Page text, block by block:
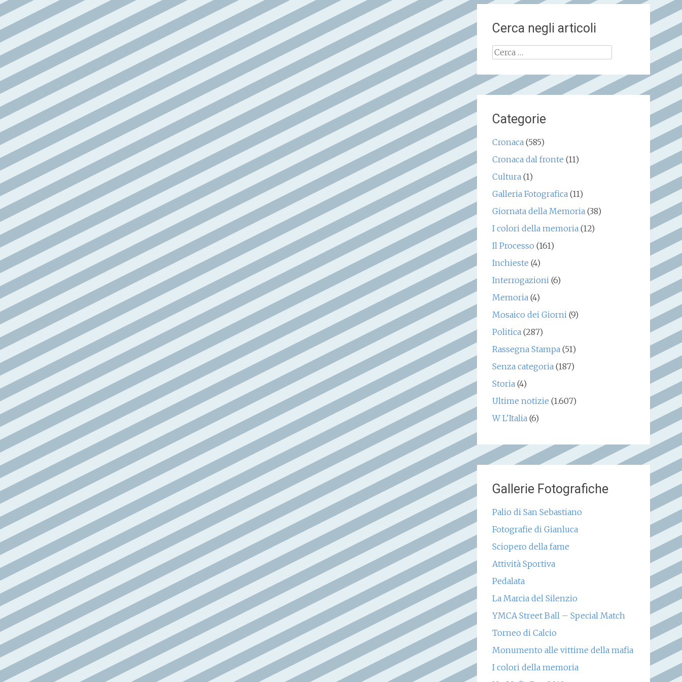
Cerca negli articoli
Ricerca
Categorie
Cronaca(585)
Cronaca dal fronte (11)
Cultura(1)
Galleria Fotografica(11)
Giornata della Memoria(38)
I colori della memoria(12)
Il Processo (161)
Inchieste (4)
Interrogazioni(6)
Memoria(4)
Mosaico dei Giorni(9)
Politica(287)
Rassegna Stampa(51)
Senza categoria(187)
Storia(4)
Ultime notizie (1.607)
W L'Italia(6)
Gallerie Fotografiche
Palio di San Sebastiano
Fotografie di Gianluca
Sciopero della fame
Attività Sportiva
Pedalata
La Marcia del Silenzio
YMCA Street Ball – Special Match
Torneo di Calcio
Monumento alle vittime della mafia
I colori della memoria